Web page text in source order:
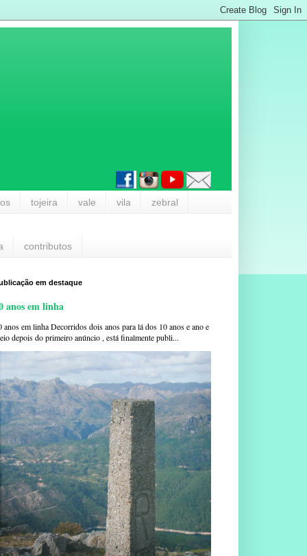
tojeira vale vila zebral
contributos
em destaque
anos em linha
anos em linha Decorridos dois anos para lá dos 10 anos e ano e
depois do primeiro anúncio , está finalmente publi...